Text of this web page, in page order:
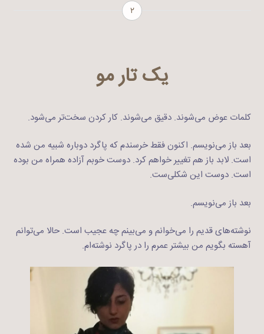
۲
یک تار مو
کلمات عوض می‌شوند. دقیق می‌شوند. کار کردن سخت‌تر می‌شود.
بعد باز می‌نویسم. اکنون فقط خرسندم که پاگرد دوباره شبیه من شده
است. لابد باز هم تغییر خواهم کرد. دوست خوبم آزاده همراه من بوده
است. دوست این شکلی‌ست.
بعد باز می‌نویسم.
نوشته‌های قدیم را می‌خوانم و می‌بینم چه عجیب است. حالا می‌توانم
آهسته بگویم من بیشتر عمرم را در پاگرد نوشته‌ام.